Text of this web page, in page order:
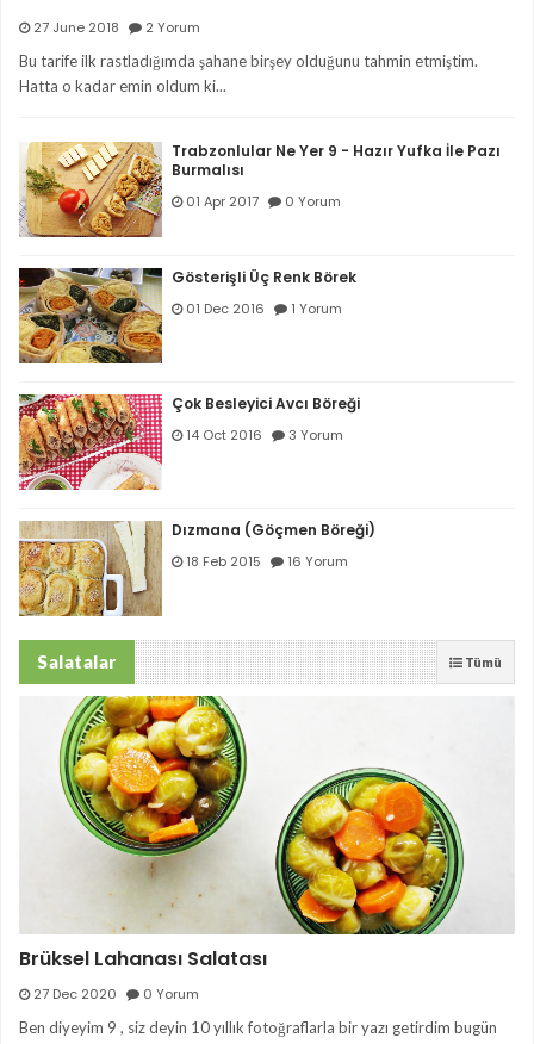
Ekşi Mayalı Tahinli...
27 June 2018
2 Yorum
Bu tarife ilk rastladığımda şahane birşey olduğunu tahmin etmiştim.
Hatta o kadar emin oldum ki...
Trabzonlular Ne Yer 9 - Hazır Yufka İle Pazı
Burmalısı
01 Apr 2017 0 Yorum
Gösterişli Üç Renk Börek
01 Dec 2016 1 Yorum
Çok Besleyici Avcı Böreği
14 Oct 2016 3 Yorum
Dızmana (Göçmen Böreği)
18 Feb 2015 16 Yorum
Salatalar Tümü
Brüksel Lahanası Salatası
27 Dec 2020
0 Yorum
Ben diyeyim 9 , siz deyin 10 yıllık fotoğraflarla bir yazı getirdim bugün